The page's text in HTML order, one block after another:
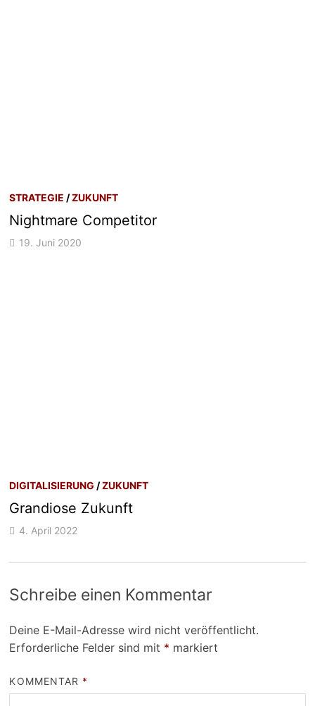
STRATEGIE /ZUKUNFT
Nightmare Competitor
19. Juni 2020
DIGITALISIERUNG /ZUKUNFT
Grandiose Zukunft
4. April 2022
Schreibe einen Kommentar
Deine E-Mail-Adresse wird nicht veröffentlicht.
Erforderliche Felder sind mit * markiert
KOMMENTAR *